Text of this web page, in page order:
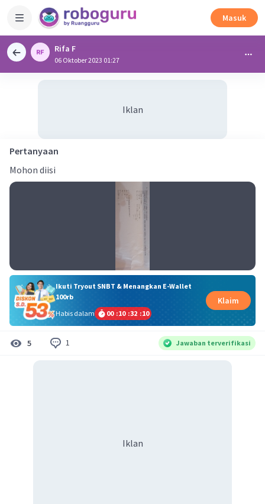
Masuk
Rifa F
06 Oktober 2023 01:27
Iklan
Pertanyaan
Mohon diisi
Ikuti Tryout SNBT & Menangkan E-Wallet
100rb
Habis dalam
00 :10 :32 :10
Klaim
5 1 Jawaban terverifikasi
Iklan